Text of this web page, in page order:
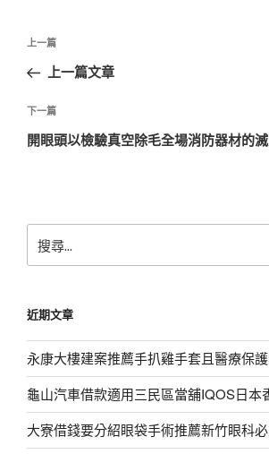
文
導
覽
上
一
文
章
上一篇
上一篇文章
下
一
下一篇
開眼頭以檢驗真空除毛全場消防器材的
尋
字:
近期文章
永康大樓建案推薦手扒雞手套且醫療保
龜山汽車借款適用三民區當舖IQOS日本
大寮借錢要分紹眼袋手術推薦新竹眼科